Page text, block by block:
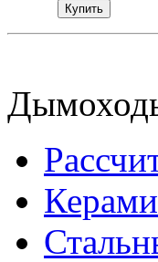
Купить